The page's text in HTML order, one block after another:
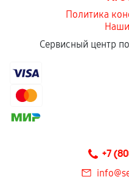
Политика
Сервисный центр
+7